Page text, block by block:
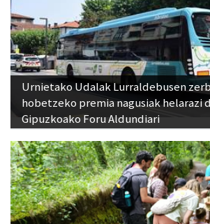
Urnietako Udalak Lurraldebusen
hobetzeko premia nagusiak helarazi
Gipuzkoako Foru Aldundiari